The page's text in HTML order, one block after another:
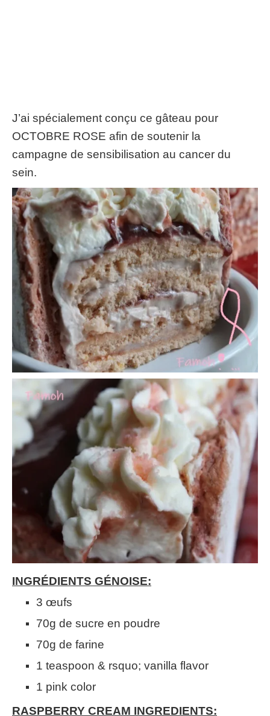
J’ai spécialement conçu ce gâteau pour
OCTOBRE ROSE afin de soutenir la
campagne de sensibilisation au cancer du
sein.
INGRÉDIENTS GÉNOISE:
3 œufs
70g de sucre en poudre
70g de farine
1 teaspoon & rsquo; vanilla flavor
1 pink color
RASPBERRY CREAM INGREDIENTS: